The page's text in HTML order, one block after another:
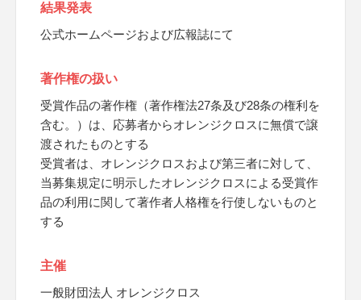
結果発表
公式ホームページおよび広報誌にて
著作権の扱い
受賞作品の著作権（著作権法27条及び28条の権利を
含む。）は、応募者からオレンジクロスに無償で譲
渡されたものとする
受賞者は、オレンジクロスおよび第三者に対して、
当募集規定に明示したオレンジクロスによる受賞作
品の利用に関して著作者人格権を行使しないものと
する
主催
一般財団法人 オレンジクロス